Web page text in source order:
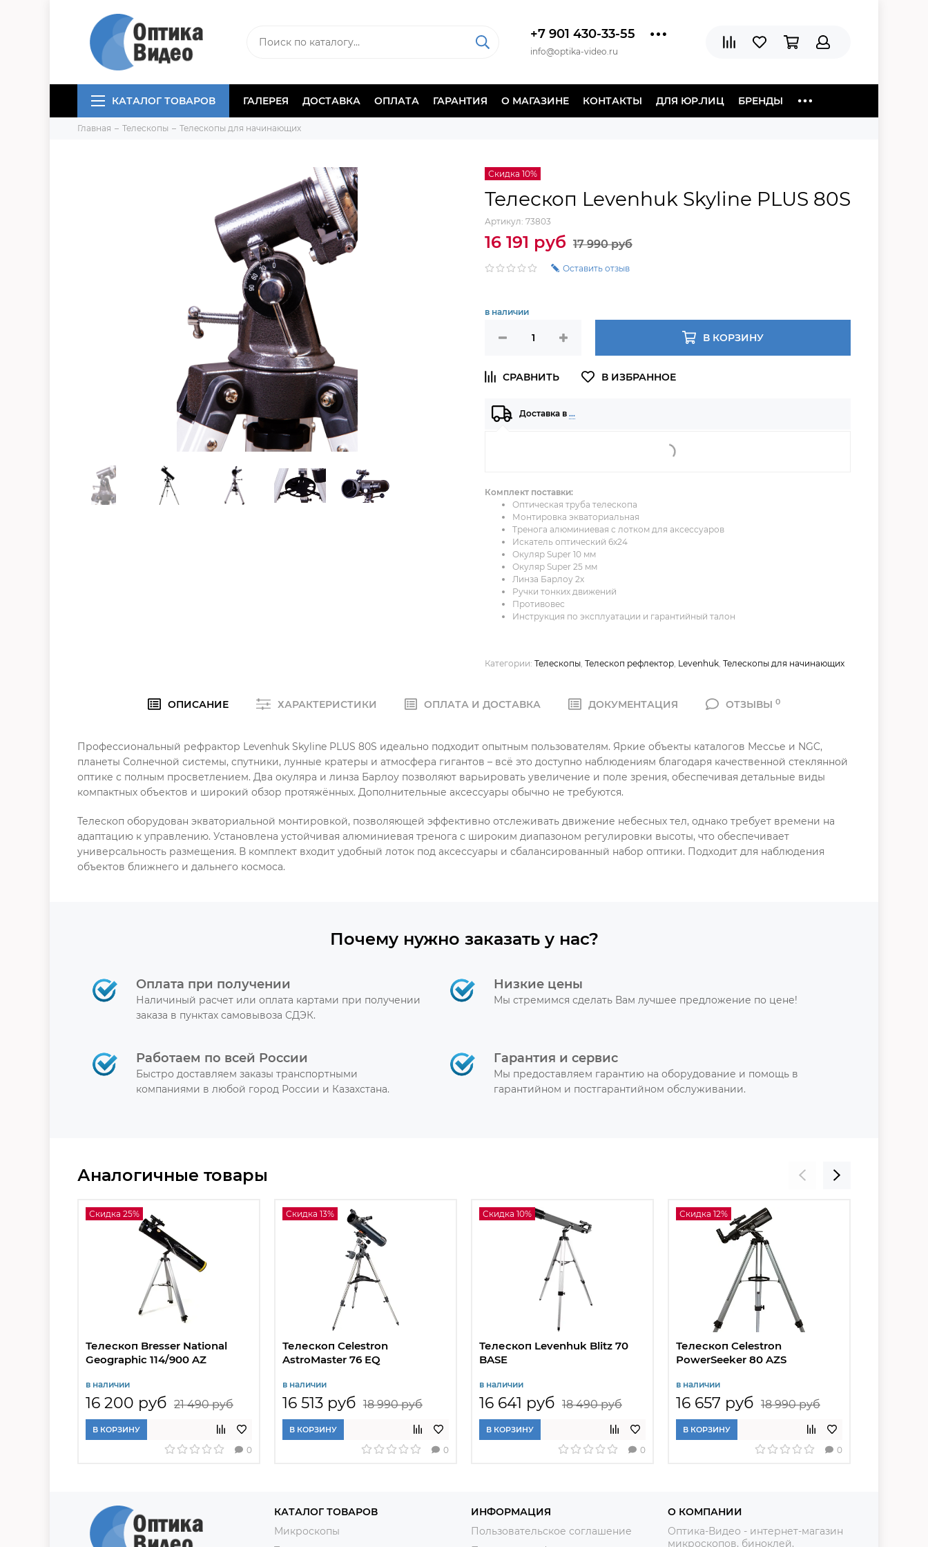
+7 901 430-33-55
info@optika-video.ru
КАТАЛОГ ТОВАРОВ ГАЛЕРЕЯ ДОСТАВКА ОПЛАТА ГАРАНТИЯ О МАГАЗИНЕ КОНТАКТЫ ДЛЯ ЮР.ЛИЦ БРЕНДЫ
Главная Телескопы Телескопы для начинающих
Скидка 10%
Телескоп Levenhuk Skyline PLUS 80S
Артикул: 73803
16 191 руб 17 990 руб
Оставить отзыв
в наличии
В КОРЗИНУ
Доставка в …
Комплект поставки:
Оптическая труба телескопа
Монтировка экваториальная
Тренога алюминиевая с лотком для аксессуаров
Искатель оптический 6x24
Окуляр Super 10 мм
Окуляр Super 25 мм
Линза Барлоу 2х
Ручки тонких движений
Противовес
Инструкция по эксплуатации и гарантийный талон
Категории: Телескопы Телескоп рефлектор Levenhuk Телескопы для начинающих
ОПИСАНИЕ ХАРАКТЕРИСТИКИ ОПЛАТА И ДОСТАВКА ДОКУМЕНТАЦИЯ ОТЗЫВЫ 0
Профессиональный рефрактор Levenhuk Skyline PLUS 80S идеально подходит опытным пользователям. Яркие объекты каталогов Мессье и NGC,
планеты Солнечной системы, спутники, лунные кратеры и атмосфера гигантов – всё это доступно наблюдениям благодаря качественной стеклянной
оптике с полным просветлением. Два окуляра и линза Барлоу позволяют варьировать увеличение и поле зрения, обеспечивая детальные виды
компактных объектов и широкий обзор протяжённых. Дополнительные аксессуары обычно не требуются.
Телескоп оборудован экваториальной монтировкой, позволяющей эффективно отслеживать движение небесных тел, однако требует времени на
адаптацию к управлению. Установлена устойчивая алюминиевая тренога с широким диапазоном регулировки высоты, что обеспечивает
универсальность размещения. В комплект входит удобный лоток под аксессуары и сбалансированный набор оптики. Подходит для наблюдения
объектов ближнего и дальнего космоса.
Почему нужно заказать у нас?
Оплата при получении
Наличиный расчет или оплата картами при получении
заказа в пунктах самовывоза СДЭК.
Низкие цены
Мы стремимся сделать Вам лучшее предложение по цене!
Работаем по всей России
Быстро доставляем заказы транспортными
компаниями в любой город России и Казахстана.
Гарантия и сервис
Мы предоставляем гарантию на оборудование и помощь в
гарантийном и постгарантийном обслуживании.
Аналогичные товары
Скидка 25%
Телескоп Bresser National
Geographic 114/900 AZ
в наличии
16 200 руб 21 490 руб
В КОРЗИНУ
0
Скидка 13%
Телескоп Celestron
AstroMaster 76 EQ
в наличии
16 513 руб 18 990 руб
В КОРЗИНУ
0
Скидка 10%
Телескоп Levenhuk Blitz 70
BASE
в наличии
16 641 руб 18 490 руб
В КОРЗИНУ
0
Скидка 12%
Телескоп Celestron
PowerSeeker 80 AZS
в наличии
16 657 руб 18 990 руб
В КОРЗИНУ
0
КАТАЛОГ ТОВАРОВ
Микроскопы
ИНФОРМАЦИЯ
Пользовательское соглашение
О КОМПАНИИ
Оптика-Видео - интернет-магазин
микроскопов, биноклей,